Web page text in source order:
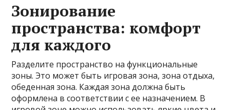
Зонирование
пространства: комфорт
для каждого
Разделите пространство на функциональные
зоны. Это может быть игровая зона, зона отдыха,
обеденная зона. Каждая зона должна быть
оформлена в соответствии с ее назначением. В